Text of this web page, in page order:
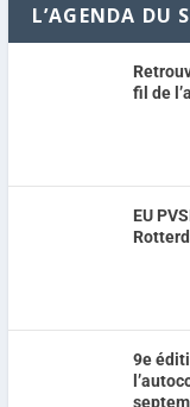
L’AGENDA DU
fil de
EU
9e